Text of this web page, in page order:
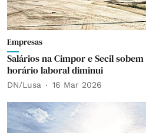
Empresas
Salários na Cimpor e Secil
horário laboral diminui
DN/Lusa 16 Mar 2026